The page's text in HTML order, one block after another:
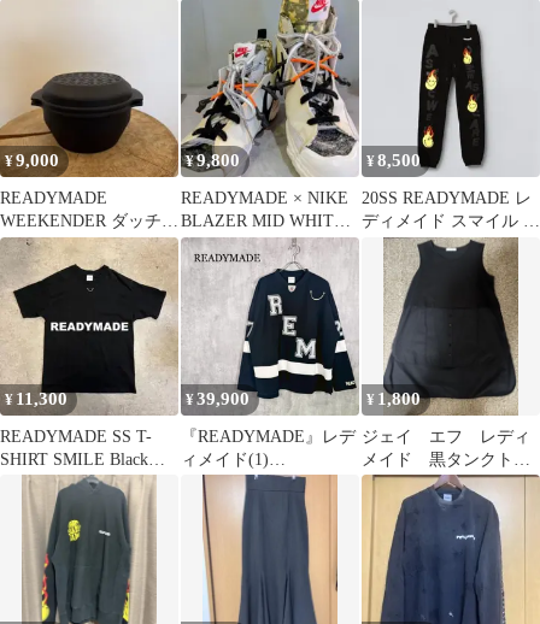
FIRE)
¥9,000
READYMADE
WEEKENDER ダッチオ
ーブン
¥9,800
READYMADE × NIKE
BLAZER MID WHITE
26cm
¥8,500
20SS READYMADE レ
ディメイド スマイル ス
ウェット パンツ S
¥ 11,300
READYMADE SS T-
SHIRT SMILE Black
XXL
¥39,900
『READYMADE』レデ
ィメイド(1)
READYMADE GAME
SHIRT SMILE ゲームシ
ャツ ロンT
¥ 1,800
ジェイ エフ レディ
メイド 黒タンクトッ
プ